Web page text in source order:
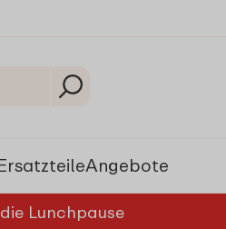
Angebote
Lunchpause